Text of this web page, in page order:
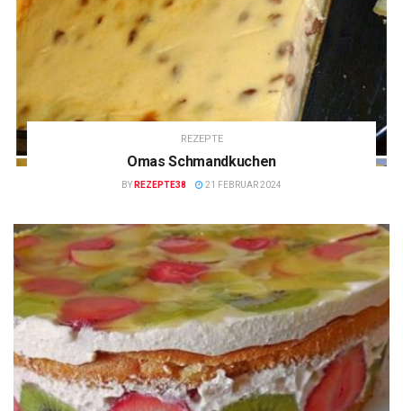
REZEPTE
Omas Schmandkuchen
BY REZEPTE38 21 FEBRUAR 2024